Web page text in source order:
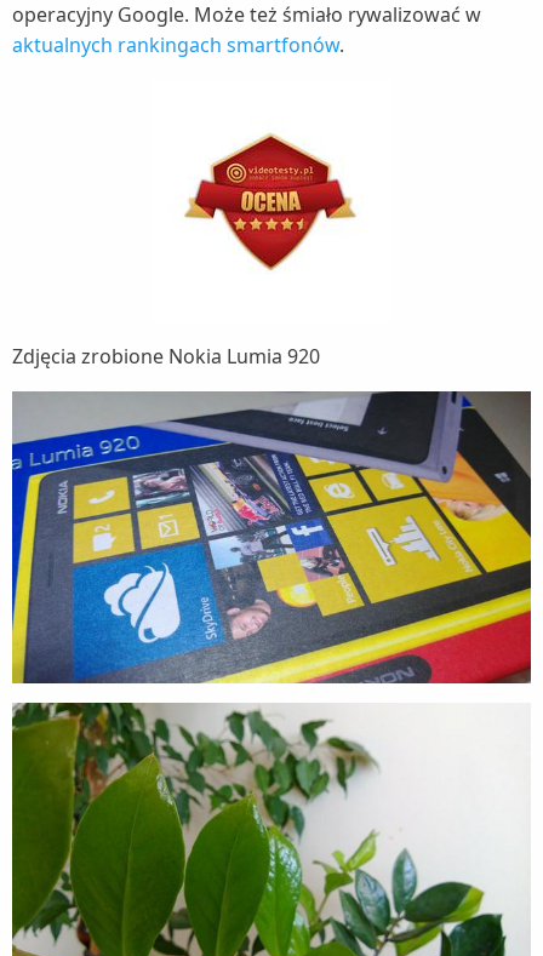
operacyjny Google. Może też śmiało rywalizować w
aktualnych rankingach smartfonów.
Zdjęcia zrobione Nokia Lumia 920